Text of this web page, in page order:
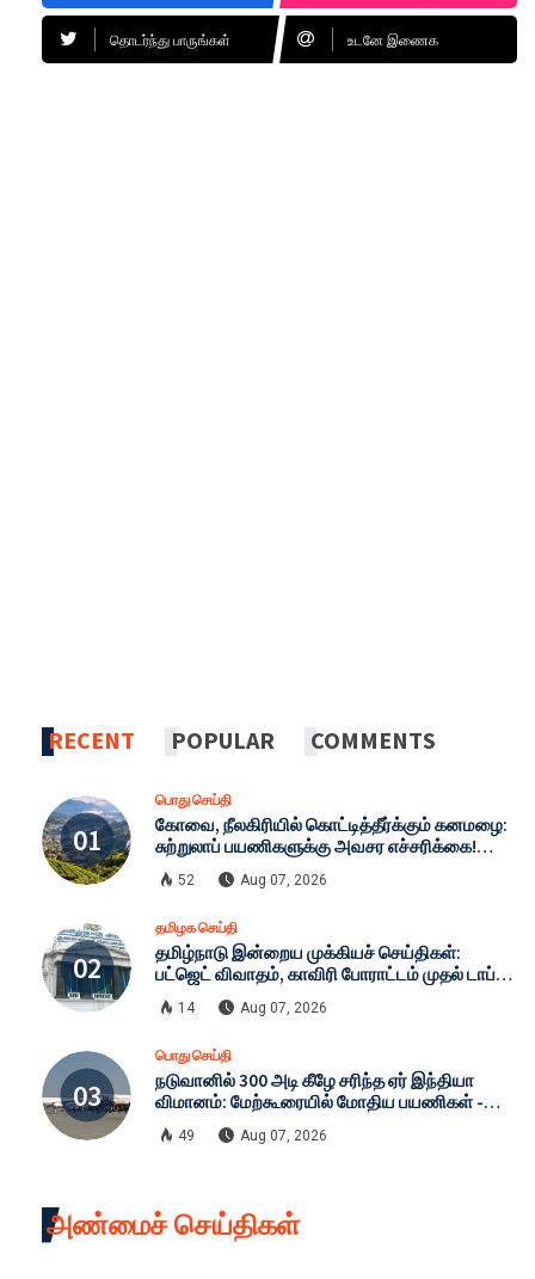
தொடர்ந்து பாருங்கள் உடனே இணைக
RECENT POPULAR COMMENTS
பொது செய்தி
கோவை, நீலகிரியில் கொட்டித்தீர்க்கும் கனமழை:
சுற்றுலாப் பயணிகளுக்கு அவசர எச்சரிக்கை!
நிலச்சரிவு அபாயத்தால் கட்டுப்பாடுகள்
தீவிரமாக்கம்!
52 Aug 07, 2026
தமிழக செய்தி
தமிழ்நாடு இன்றைய முக்கியச் செய்திகள்:
பட்ஜெட் விவாதம், காவிரி போராட்டம் முதல் டாப்
25 தலைப்புகள்!
14 Aug 07, 2026
பொது செய்தி
நடுவானில் 300 அடி கீழே சரிந்த ஏர் இந்தியா
விமானம்: மேற்கூரையில் மோதிய பயணிகள் -
பதறவைக்கும் முழு விவரம்
49 Aug 07, 2026
அண்மைச் செய்திகள்